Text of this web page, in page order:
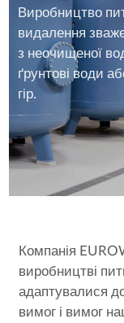
Виробництво
видалення
з неочищеної
ґрунтові води
гір.
Компанія
виробництві
адаптувалися
вимог і вимог